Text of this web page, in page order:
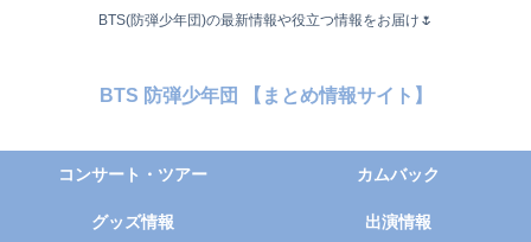
BTS(防弾少年団)の最新情報や役立つ情報をお届け🌷
BTS 防弾少年団 【まとめ情報サイト】
コンサート・ツアー カムバック
グッズ情報 出演情報